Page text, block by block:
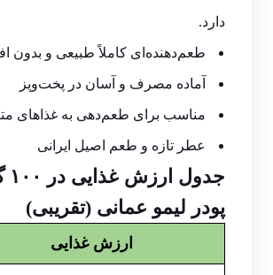
دارد.
طعم‌دهنده‌ای کاملاً طبیعی و بدون
آماده مصرف و آسان در پخت‌وپز
مناسب برای طعم‌دهی به غذاهای
عطر تازه و طعم اصیل ایرانی
پودر لیمو عمانی (تقریبی)
ارزش غذایی